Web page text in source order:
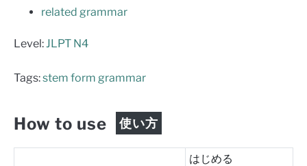
related grammar
Level:JLPT N4
Tags:stem form grammar
How to use 使い方
はじめる